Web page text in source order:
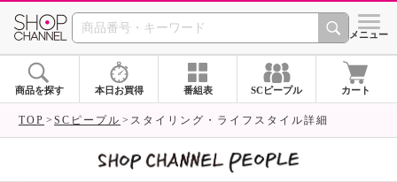
SHOP CHANNEL シメニュー
商品を探す 本日お買得 番組表 SCピープル カート
TOP SCピープル スタイリング・ライフスタイル詳細